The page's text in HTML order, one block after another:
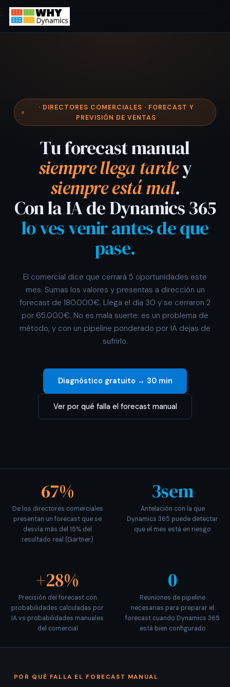
· DIRECTORES COMERCIALES · FORECAST Y
PREVISIÓN DE VENTAS
Tu forecast manual
siempre llega tardey
siempre está mal.
Con la IA de Dynamics 365
lo ves venir antes de que
pase.
El comercial dice que cerrará 5 oportunidades este
mes. Sumas los valores y presentas a dirección un
forecast de 180.000€. Llega el día 30 y se cerraron 2
por 65.000€. No es mala suerte: es un problema de
método, y con un pipeline ponderado por IA dejas de
sufrirlo.
Diagnóstico gratuito → 30 min
Ver por qué falla el forecast manual
67%
De los directores comerciales
presentan un forecast que se
desvía más del 15% del
resultado real (Gartner)
3sem
Antelación con la que
Dynamics 365 puede detectar
que el mes está en riesgo
+28%
Precisión del forecast con
probabilidades calculadas por
IA vs probabilidades manuales
del comercial
0
Reuniones de pipeline
necesarias para preparar el
forecast cuando Dynamics 365
está bien configurado
POR QUÉ FALLA EL FORECAST MANUAL